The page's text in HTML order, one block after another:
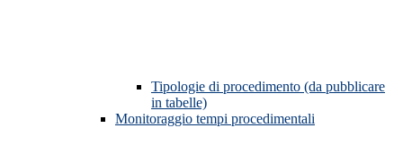
Tipologie di procedimento (da pubblicare
in tabelle)
Monitoraggio tempi procedimentali